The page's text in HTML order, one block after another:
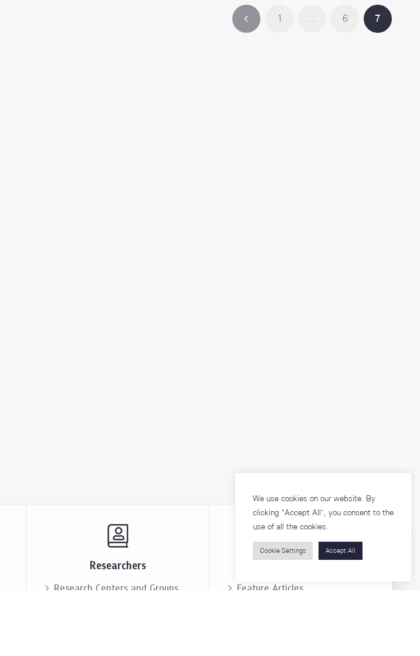
1 … 6 7
Researchers
Research Centers and Groups
Visitors
Feature Articles
We use cookies on our website. By
clicking “Accept All”, you consent to the
use of all the cookies.
Cookie Settings Accept All